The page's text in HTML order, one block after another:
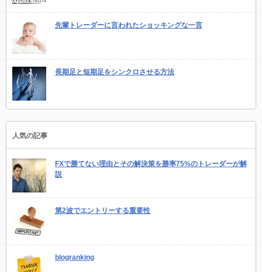
先輩トレーダーに言われたショッキングな一言
長期足と短期足をシンクロさせる方法
人気の記事
FXで勝てない理由とその解決策を勝率75%のトレーダーが解
説
第2波でエントリーする重要性
blogranking